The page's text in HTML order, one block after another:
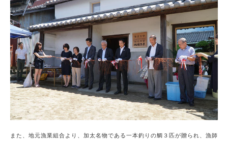
また、地元漁業組合より、加太名物である一本釣りの鯛３匹が贈られ、漁師